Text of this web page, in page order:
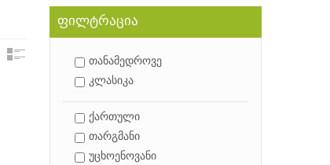
ფილტრაცია
თანამედროვე
კლასიკა
ქართული
თარგმანი
უცხოენოვანი